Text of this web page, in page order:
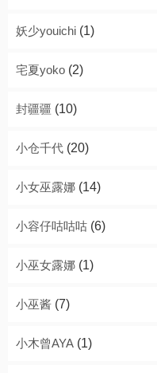
妖少youichi (1)
宅夏yoko (2)
封疆疆 (10)
小仓千代 (20)
小女巫露娜 (14)
小容仔咕咕咕 (6)
小巫女露娜 (1)
小巫酱 (7)
小木曾AYA (1)